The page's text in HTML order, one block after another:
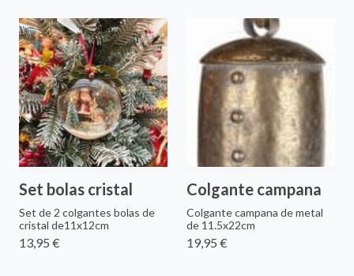
Set bolas cristal
Set de 2 colgantes bolas de
cristal de11x12cm
13,95 €
Colgante campana
Colgante campana de metal
de 11.5x22cm
19,95 €